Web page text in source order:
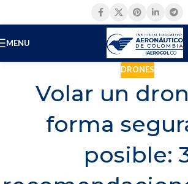
MENU
DRONES
Volar un
forma
posible: